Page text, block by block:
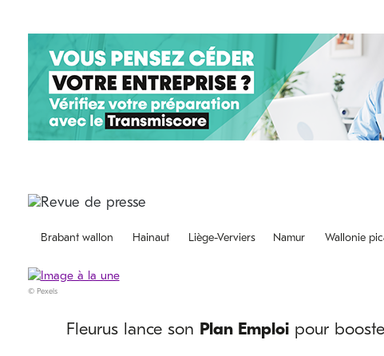
Brabant wallon Hainaut Liège-Verviers Namur Wallonie
© Pexels
Fleurus lance son Plan Emploipour